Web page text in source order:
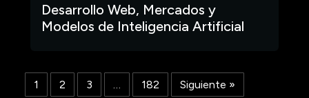
Desarrollo Web, Mercados y
Modelos de Inteligencia Artificial
1 2 3 … 182 Siguiente »